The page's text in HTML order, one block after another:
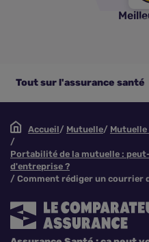
Tout sur l'assurance santé
Accueil Mutuelle
Portabilité de la mutuelle :
d'entreprise ?
Comment rédiger un courrier